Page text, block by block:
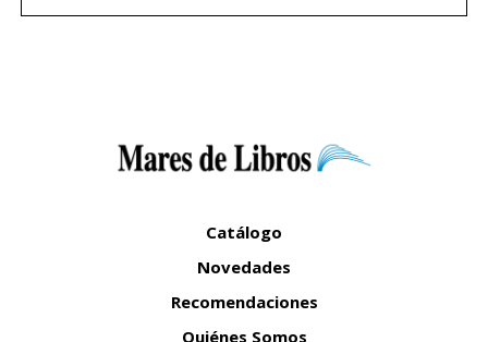
Catálogo
Novedades
Recomendaciones
Quiénes Somos